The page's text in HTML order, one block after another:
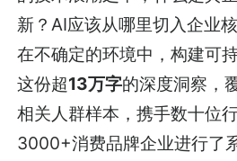
新？AI应该从哪里切入企业
在不确定的环境中，构建可
这份超13万字的深度洞察，
相关人群样本，携手数十位
3000+消费品牌企业进行了